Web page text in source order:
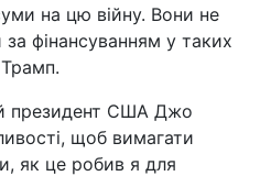
на цю війну. Вони не
фінансуванням у таких
президент США Джо
щоб вимагати
як це робив я для